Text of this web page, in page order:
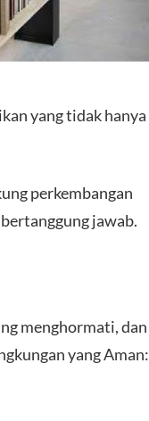
yang tidak hanya
perkembangan
jawab.
menghormati, dan
yang Aman: